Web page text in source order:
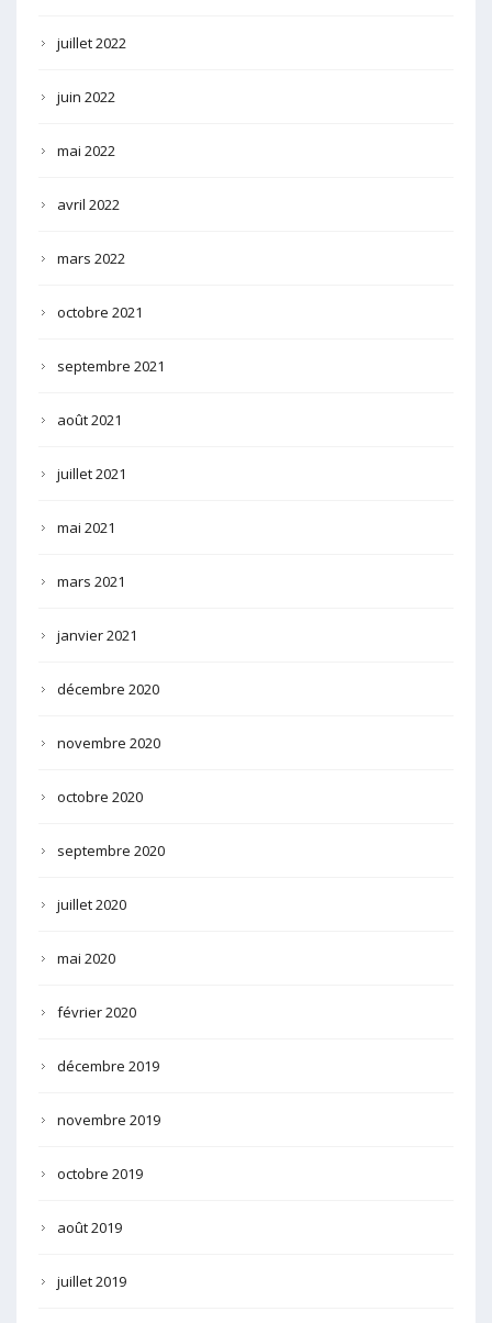
juillet 2022
juin 2022
mai 2022
avril 2022
mars 2022
octobre 2021
septembre 2021
août 2021
juillet 2021
mai 2021
mars 2021
janvier 2021
décembre 2020
novembre 2020
octobre 2020
septembre 2020
juillet 2020
mai 2020
février 2020
décembre 2019
novembre 2019
octobre 2019
août 2019
juillet 2019